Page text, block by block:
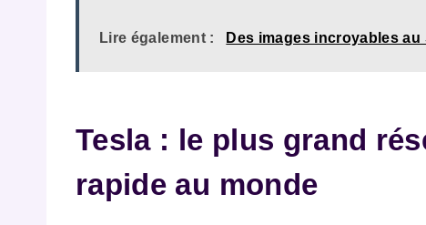
Lire également : Des images incroyables
Tesla : le plus grand
rapide au monde